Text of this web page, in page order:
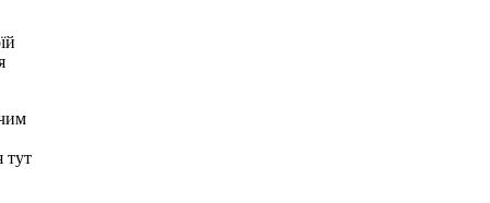
тут